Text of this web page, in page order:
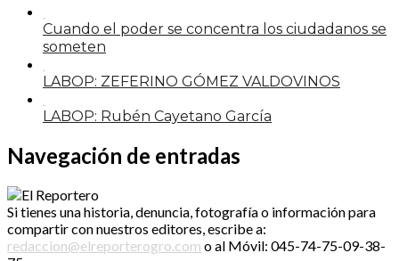
Cuando el poder se concentra los ciudadanos se
someten
LABOP: ZEFERINO GÓMEZ VALDOVINOS
LABOP: Rubén Cayetano García
Navegación de entradas
Si tienes una historia, denuncia, fotografía o información para
compartir con nuestros editores, escribe a:
redaccion@elreporterogro.com o al Móvil: 045-74-75-09-38-